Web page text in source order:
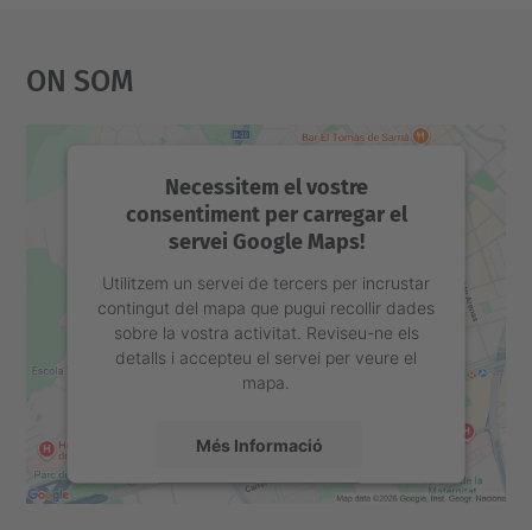
iOn Som
Necessitem el vostre
consentiment per carregar el
servei Google Maps!
Utilitzem un servei de tercers per incrustar
contingut del mapa que pugui recollir dades
sobre la vostra activitat. Reviseu-ne els
detalls i accepteu el servei per veure el
mapa.
Més Informació